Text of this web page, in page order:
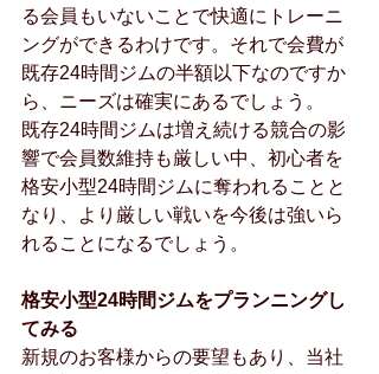
る会員もいないことで快適にトレーニ
ングができるわけです。それで会費が
既存24時間ジムの半額以下なのですか
ら、ニーズは確実にあるでしょう。
既存24時間ジムは増え続ける競合の影
響で会員数維持も厳しい中、初心者を
格安小型24時間ジムに奪われることと
なり、より厳しい戦いを今後は強いら
れることになるでしょう。
格安小型24時間ジムをプランニングし
てみる
新規のお客様からの要望もあり、当社